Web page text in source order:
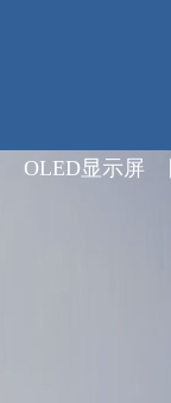
OLED显示屏